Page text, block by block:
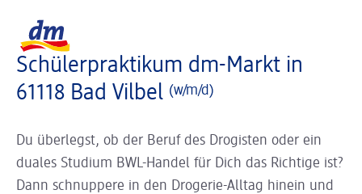
Schülerpraktikum dm-Markt in
61118 Bad Vilbel (w/m/d)
Du überlegst, ob der Beruf des Drogisten oder ein
duales Studium BWL-Handel für Dich das Richtige ist?
Dann schnuppere in den Drogerie-Alltag hinein und